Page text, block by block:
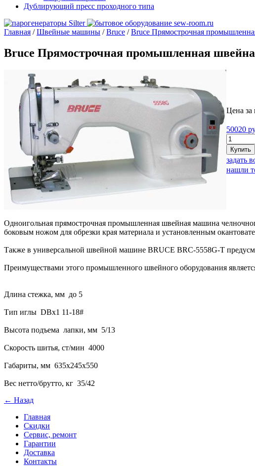
Дублирующий пресс проходного типа
Главная /Швейные машины /Bruce /Bruce Прямострочная
Bruce Прямострочная промышленная
Цена за
50020
задать
нашли
Одноигольная прямострочная промышленная швейная машина
боковым ножом для обрезки края материала и установленным
Также в универсальной швейной машине BRUCE BRC-5558G-T
Преимуществами этого промышленного швейного оборудования
Длина стежка, мм до 5
Тип иглы DBx1 11-18#
Высота подъема лапки, мм 5/13
Скорость шитья, ст/мин 4000
Габариты, мм 635х245х550
Вес нетто/брутто, кг 35/42
← Назад
Главная
Скидки
Сервис, ремонт
Гарантии
Доставка
Контакты